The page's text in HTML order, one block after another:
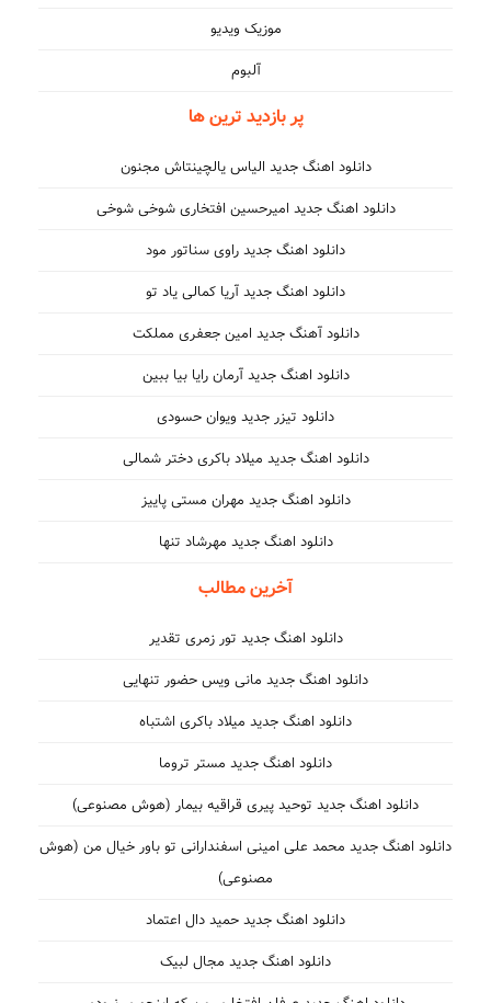
موزیک ویدیو
آلبوم
پر بازدید ترین ها
دانلود اهنگ جدید الیاس یالچینتاش مجنون
دانلود اهنگ جدید امیرحسین افتخاری شوخی شوخی
دانلود اهنگ جدید راوی سناتور مود
دانلود اهنگ جدید آریا کمالی یاد تو
دانلود آهنگ جدید امین جعفری مملکت
دانلود اهنگ جدید آرمان رایا بیا ببین
دانلود تیزر جدید ویوان حسودی
دانلود اهنگ جدید میلاد باکری دختر شمالی
دانلود اهنگ جدید مهران مستی پاییز
دانلود اهنگ جدید مهرشاد تنها
آخرین مطالب
دانلود اهنگ جدید تور زمری تقدیر
دانلود اهنگ جدید مانی ویس حضور تنهایی
دانلود اهنگ جدید میلاد باکری اشتباه
دانلود اهنگ جدید مستر تروما
دانلود اهنگ جدید توحید پیری قراقیه بیمار (هوش مصنوعی)
دانلود اهنگ جدید محمد علی امینی اسفندارانی تو باور خیال من (هوش
مصنوعی)
دانلود اهنگ جدید حمید دال اعتماد
دانلود اهنگ جدید مجال لبیک